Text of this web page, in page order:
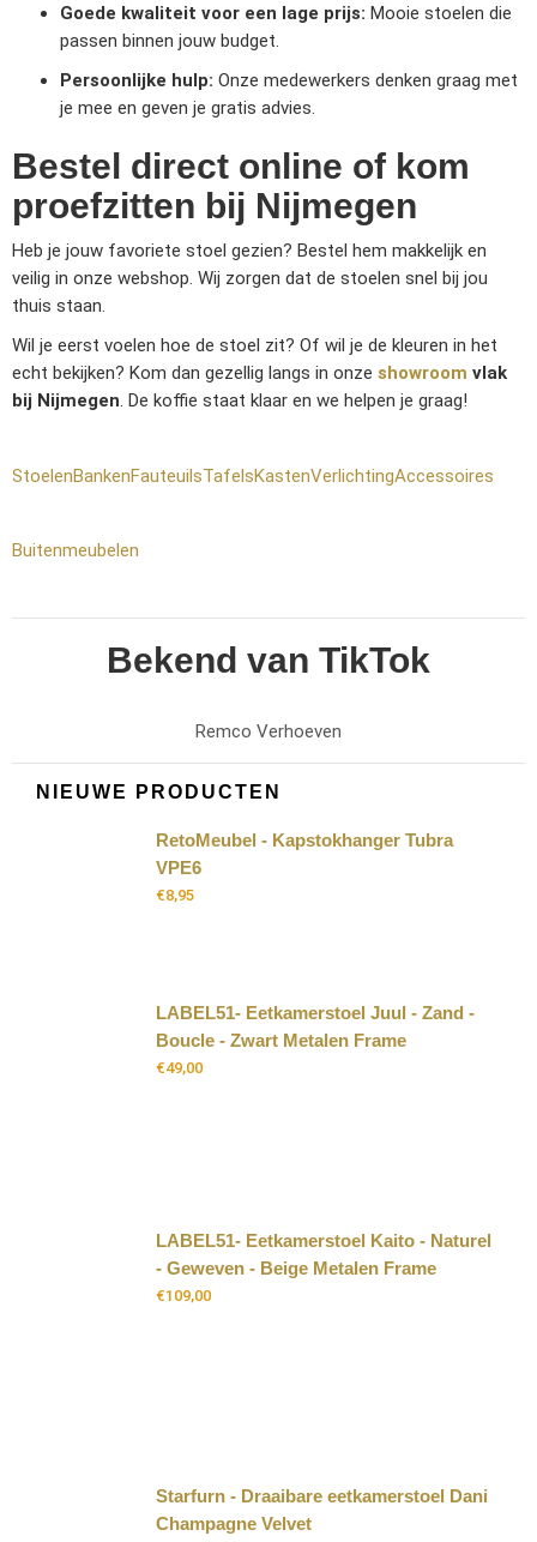
Goede kwaliteit voor een lage prijs: Mooie stoelen die
passen binnen jouw budget.
Persoonlijke hulp: Onze medewerkers denken graag met
je mee en geven je gratis advies.
Bestel direct online of kom
proefzitten bij Nijmegen
Heb je jouw favoriete stoel gezien? Bestel hem makkelijk en
veilig in onze webshop. Wij zorgen dat de stoelen snel bij jou
thuis staan.
Wil je eerst voelen hoe de stoel zit? Of wil je de kleuren in het
echt bekijken? Kom dan gezellig langs in onze showroom vlak
bij Nijmegen. De koffie staat klaar en we helpen je graag!
StoelenBankenFauteuilsTafelsKastenVerlichtingAccessoires
Buitenmeubelen
Bekend van TikTok
Remco Verhoeven
NIEUWE PRODUCTEN
RetoMeubel - Kapstokhanger Tubra
VPE6
€8,95
LABEL51- Eetkamerstoel Juul - Zand -
Boucle - Zwart Metalen Frame
€49,00
LABEL51- Eetkamerstoel Kaito - Naturel
- Geweven - Beige Metalen Frame
€109,00
Starfurn - Draaibare eetkamerstoel Dani
Champagne Velvet